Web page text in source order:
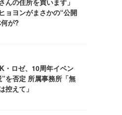
強化バックレスト 30度ロッキング機
子 腰サポート 90度跳ね上げ式アーム
ドレスト ハンガー付き 高反発クッシ
360度回転 キャスター付き コンパク
高さ84～96cm テレワーク 在宅
）VA 非光沢 HDMI/DisplayP
カー内蔵 高さ調整 スイベル VESA対
ビジネス向け
24.5インチ 1ms FHD 量子ドット 残
| 輝点保証 | 日本メーカー)
アイリスオーヤマ ペットシーツ
ワイド 100枚入 (x 1) (ケース販売)
【Amazon.co.jp限定】